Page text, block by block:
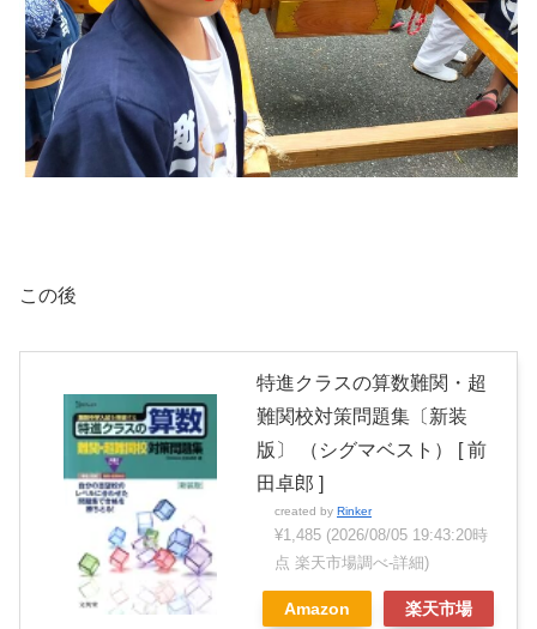
この後
特進クラスの算数難関・超
難関校対策問題集〔新装
版〕 （シグマベスト） [ 前
田卓郎 ]
created by Rinker
¥1,485 (2026/08/05 19:43:20時
点 楽天市場調べ-詳細)
Amazon 楽天市場